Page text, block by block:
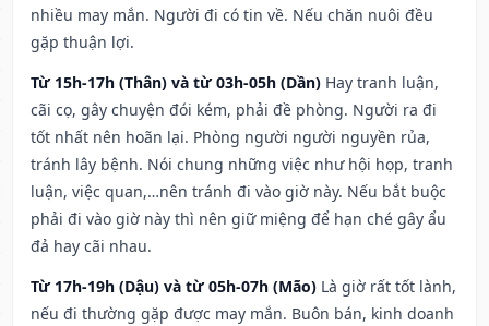
nhiều may mắn. Người đi có tin về. Nếu chăn nuôi đều
gặp thuận lợi.
Từ 15h-17h (Thân) và từ 03h-05h (Dần) Hay tranh luận,
cãi cọ, gây chuyện đói kém, phải đề phòng. Người ra đi
tốt nhất nên hoãn lại. Phòng người người nguyền rủa,
tránh lây bệnh. Nói chung những việc như hội họp, tranh
luận, việc quan,…nên tránh đi vào giờ này. Nếu bắt buộc
phải đi vào giờ này thì nên giữ miệng để hạn ché gây ẩu
đả hay cãi nhau.
Từ 17h-19h (Dậu) và từ 05h-07h (Mão) Là giờ rất tốt lành,
nếu đi thường gặp được may mắn. Buôn bán, kinh doanh